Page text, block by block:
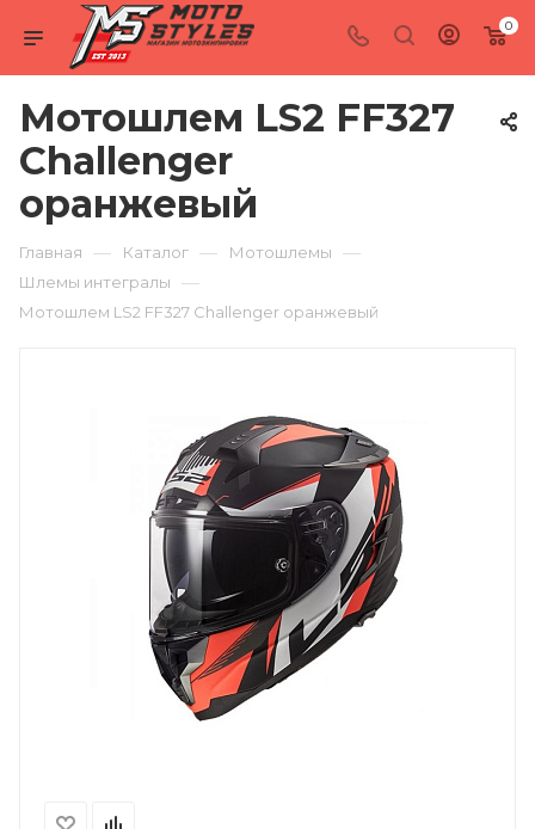
0
Мотошлем LS2 FF327
Challenger
оранжевый
Главная — Каталог — Мотошлемы —
Шлемы интегралы —
Мотошлем LS2 FF327 Challenger оранжевый